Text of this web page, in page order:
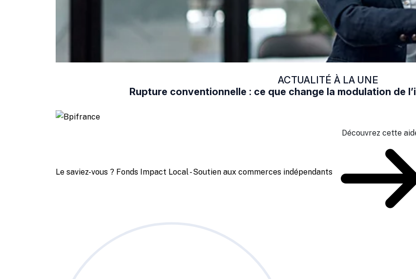
ACTUALITÉ À LA UNE
Rupture conventionnelle : ce que change la modulation de
Le saviez-vous ? Fonds Impact Local - Soutien aux commerces indépendants
Découvrez cette